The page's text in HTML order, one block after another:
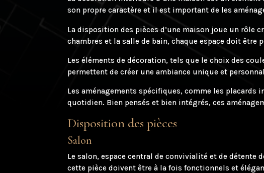
son propre caractère et il est important de les
La disposition des pièces d’une maison joue un rôle
chambres et la salle de bain, chaque espace doit
Les éléments de décoration, tels que le choix des
permettent de créer une ambiance unique et
Les aménagements spécifiques, comme les
quotidien. Bien pensés et bien intégrés, ces
Disposition des pièces
Salon
Le salon, espace central de convivialité et de détente
cette pièce doivent être à la fois fonctionnels et